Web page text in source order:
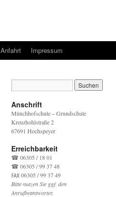
Anfahrt Impressum
Anschrift
Münchhofschule – Grundschule
Kreuzhohlstraße 2
67691 Hochspeyer
Erreichbarkeit
☎ 06305 / 18 01
☎ 06305 / 99 37 48
℻ 06305 / 99 37 49
Bitte nutzen Sie ggf. den
Anrufbeantworter.